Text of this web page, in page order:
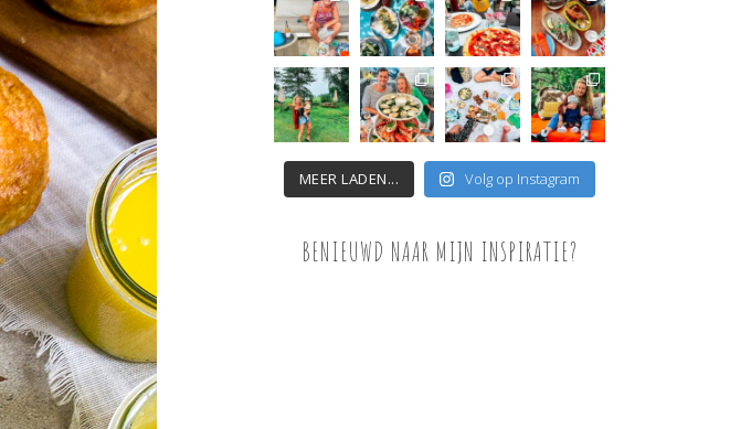
MEER LADEN... Volg op Instagram
BENIEUWD NAAR MIJN INSPIRATIE?